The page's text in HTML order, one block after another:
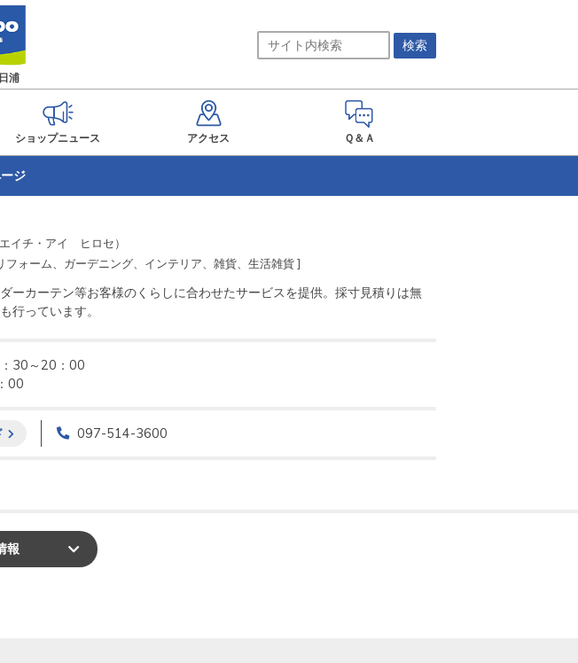
浦
ショップニュース アクセス Ｑ＆Ａ
ジ
エイチ・アイ ヒロセ）
フォーム、ガーデニング、インテリア、雑貨、生活雑貨 ]
ーカーテン等お客様のくらしに合わせたサービスを提供。採寸見積りは無
行っています。
：30～20：00
00
097-514-3600
報